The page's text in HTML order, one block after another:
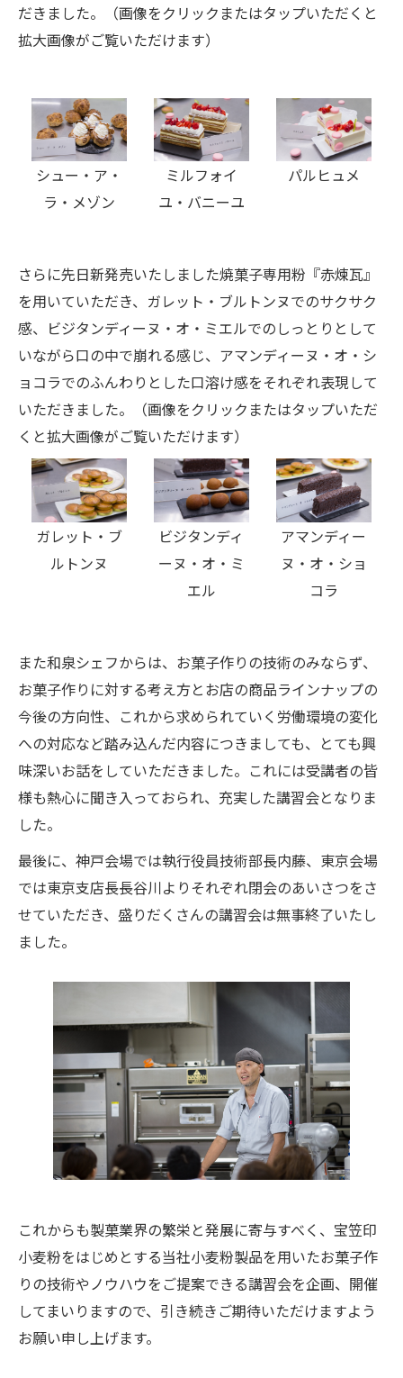
だきました。（画像をクリックまたはタップいただくと
拡大画像がご覧いただけます）
シュー・ア・
ラ・メゾン
ミルフォイ
ユ・バニーユ
パルヒュメ
さらに先日新発売いたしました焼菓子専用粉『赤煉瓦』
を用いていただき、ガレット・ブルトンヌでのサクサク
感、ビジタンディーヌ・オ・ミエルでのしっとりとして
いながら口の中で崩れる感じ、アマンディーヌ・オ・シ
ョコラでのふんわりとした口溶け感をそれぞれ表現して
いただきました。（画像をクリックまたはタップいただ
くと拡大画像がご覧いただけます）
ガレット・ブ
ルトンヌ
ビジタンディ
ーヌ・オ・ミ
エル
アマンディー
ヌ・オ・ショ
コラ
また和泉シェフからは、お菓子作りの技術のみならず、
お菓子作りに対する考え方とお店の商品ラインナップの
今後の方向性、これから求められていく労働環境の変化
への対応など踏み込んだ内容につきましても、とても興
味深いお話をしていただきました。これには受講者の皆
様も熱心に聞き入っておられ、充実した講習会となりま
した。
最後に、神戸会場では執行役員技術部長内藤、東京会場
では東京支店長長谷川よりそれぞれ閉会のあいさつをさ
せていただき、盛りだくさんの講習会は無事終了いたし
ました。
これからも製菓業界の繁栄と発展に寄与すべく、宝笠印
小麦粉をはじめとする当社小麦粉製品を用いたお菓子作
りの技術やノウハウをご提案できる講習会を企画、開催
してまいりますので、引き続きご期待いただけますよう
お願い申し上げます。